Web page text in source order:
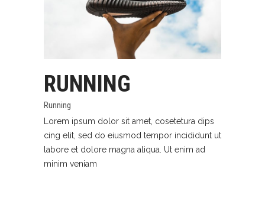
RUNNING
Running
Lorem ipsum dolor sit amet, cosetetura dips
cing elit, sed do eiusmod tempor incididunt ut
labore et dolore magna aliqua. Ut enim ad
minim veniam